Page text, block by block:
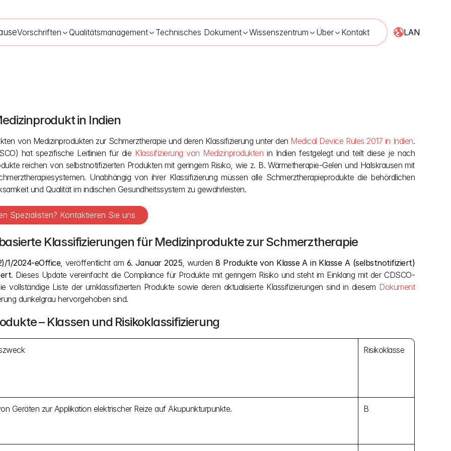
Vorschriften Qualitätsmanagement Technisches Dokument Wissenszentrum Über Kontakt LAN
und CDSCO-Registrierung für Medizinprodukte zur Schmerzbehandlung in Indien
in Indien
von Medizinprodukten zur Schmerztherapie und deren Klassifizierung unter den Medical Device Rules 2017 in Indien.
hat spezifische Leitlinien für die Klassifizierung von Medizinprodukten in Indien festgelegt und teilt diese je nach
reichen von selbstnotifizierten Produkten mit geringem Risiko, wie z. B. Wärmetherapie-Gelen und Halskrausen mit
Unabhängig von ihrer Klassifizierung müssen alle Schmerztherapieprodukte die behördlichen
und Qualität im indischen Gesundheitssystem zu gewährleisten.
Spezialisten? Kontaktieren Sie uns
Klassifizierungen für Medizinprodukte zur Schmerztherapie
1/2024-eOffice, veröffentlicht am 6. Januar 2025, wurden 8 Produkte von Klasse A in Klasse A (selbstnotifiziert)
. Dieses Update vereinfacht die Compliance für Produkte mit geringem Risiko und steht im Einklang mit der CDSCO-
vollständige Liste der umklassifizierten Produkte sowie deren aktualisierte Klassifizierungen sind in diesem Dokument
dunkelgrau hervorgehoben sind.
– Klassen und Risikoklassifizierung
Risikoklasse
Geräten zur Applikation elektrischer Reize auf Akupunkturpunkte. B